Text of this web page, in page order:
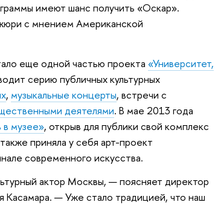
имеют шанс получить «Оскар».
с мнением Американской
еще одной частью проекта «Университет,
серию публичных культурных
, музыкальные концерты, встречи с
деятелями. В мае 2013 года
в музее», открыв для публики свой комплекс
приняла у себя арт-проект
современного искусства.
актор Москвы, — поясняет директор
— Уже стало традицией, что наш